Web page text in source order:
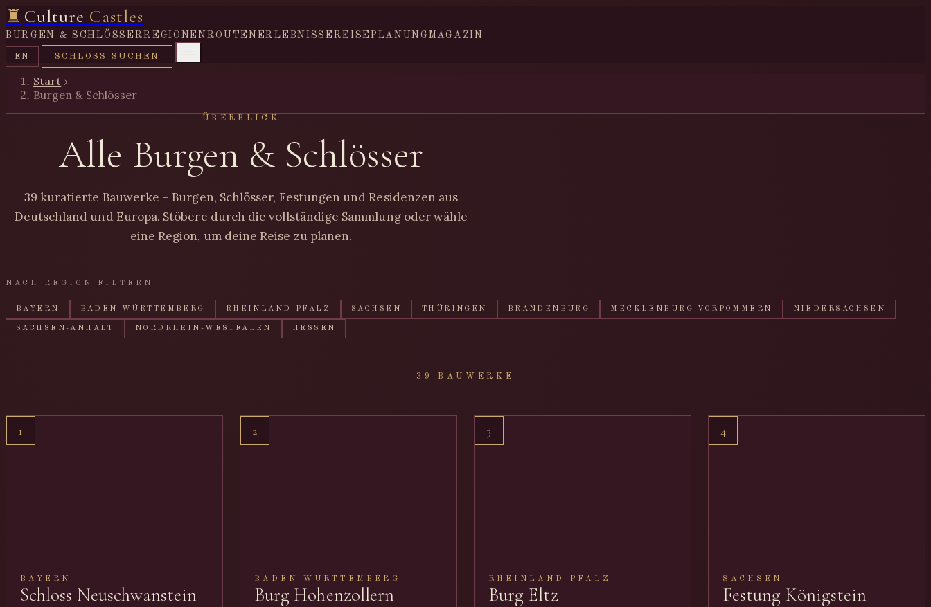
♜ Culture Castles
BURGEN & SCHLÖSSERREGIONEN ROUTEN ERLEBNISSE REISEPLANUNGMAGAZIN
EN SCHLOSS SUCHEN
Start ›
Burgen & Schlösser
ÜBERBLICK
Alle Burgen & Schlösser
39 kuratierte Bauwerke – Burgen, Schlösser, Festungen und Residenzen aus
Deutschland und Europa. Stöbere durch die vollständige Sammlung oder wähle
eine Region, um deine Reise zu planen.
NACH REGION FILTERN
BAYERN BADEN-WÜRTTEMBERG RHEINLAND-PFALZ SACHSEN THÜRINGEN BRANDENBURG MECKLENBURG-VORPOMMERN NIEDERSACHSEN
SACHSEN-ANHALT NORDRHEIN-WESTFALEN HESSEN
39 BAUWERKE
1
BAYERN
Schloss Neuschwanstein
2
BADEN-WÜRTTEMBERG
Burg Hohenzollern
3
RHEINLAND-PFALZ
Burg Eltz
4
SACHSEN
Festung Königstein